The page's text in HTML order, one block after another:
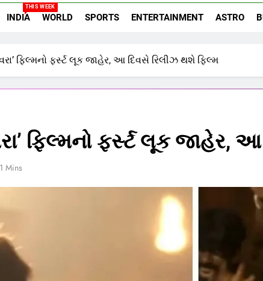
INDIA
THIS WEEK
WORLD SPORTS ENTERTAINMENT ASTRO
ફિલ્મનો ફર્સ્ટ લૂક જાહેર, આ દિવસે રિલીઝ થશે ફિલ્મ
ફિલ્મનો ફર્સ્ટ લૂક જાહેર,
1 Mins